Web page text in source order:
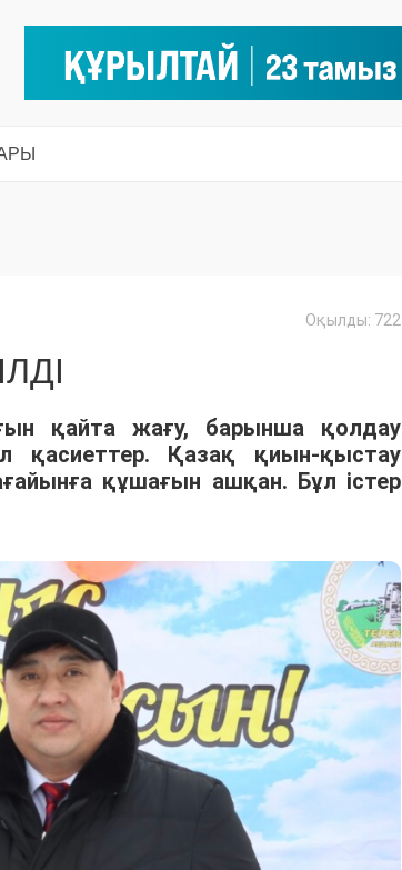
Оқылды: 722
қайта жағу, барынша қолдау
Қазақ қиын-қыстау
құшағын ашқан. Бұл істер